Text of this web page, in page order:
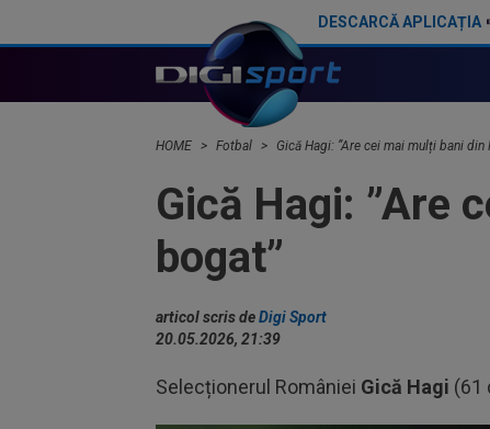
DESCARCĂ APLICAȚIA
HOME Fotbal Gică Hagi: ”Are cei mai mulți bani
Gică Hagi: ”Are
bogat”
articol scris deDigi Sport
20.05.2026, 21:39
Selecționerul României Gică Hagi (61